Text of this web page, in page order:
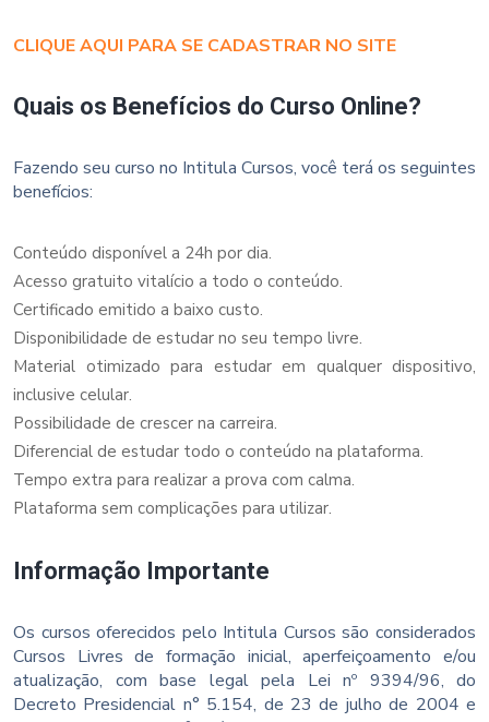
CLIQUE AQUI PARA SE CADASTRAR NO SITE
Quais os Benefícios do Curso Online?
Fazendo seu curso no Intitula Cursos, você terá os seguintes
benefícios:
Conteúdo disponível a 24h por dia.
Acesso gratuito vitalício a todo o conteúdo.
Certificado emitido a baixo custo.
Disponibilidade de estudar no seu tempo livre.
Material otimizado para estudar em qualquer dispositivo,
inclusive celular.
Possibilidade de crescer na carreira.
Diferencial de estudar todo o conteúdo na plataforma.
Tempo extra para realizar a prova com calma.
Plataforma sem complicações para utilizar.
Informação Importante
Os cursos oferecidos pelo Intitula Cursos são considerados
Cursos Livres de formação inicial, aperfeiçoamento e/ou
atualização, com base legal pela Lei nº 9394/96, do
Decreto Presidencial n° 5.154, de 23 de julho de 2004 e